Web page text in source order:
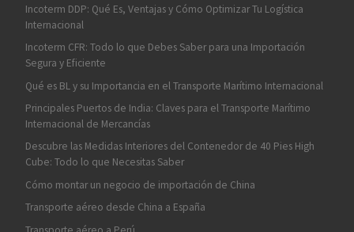
Incoterm DDP: Qué Es, Ventajas y Cómo Optimizar Tu Logística
Internacional
Incoterm CFR: Todo lo que Debes Saber para una Importación
Segura y Eficiente
Qué es BL y su Importancia en el Transporte Marítimo Internacional
Principales Puertos de India: Claves para el Transporte Marítimo
Internacional de Mercancías
Descubre las Medidas Interiores del Contenedor de 40 Pies High
Cube: Todo lo que Necesitas Saber
Cómo montar un negocio de importación de China
Transporte aéreo desde China a España